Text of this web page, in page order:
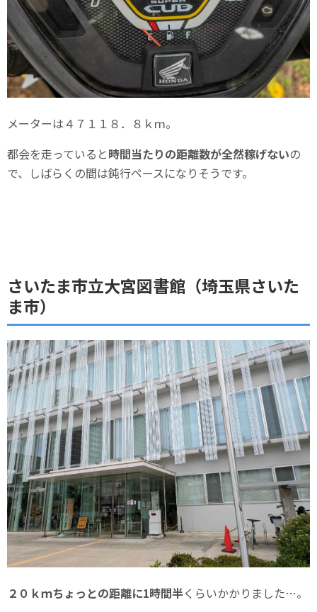
メーターは４７１１８．８ｋｍ。
都会を走っていると時間当たりの距離数が全然稼げないの
で、しばらくの間は鈍行ペースになりそうです。
さいたま市立大宮図書館（埼玉県さいた
ま市）
２０ｋｍちょっとの距離に1時間半くらいかかりました…。